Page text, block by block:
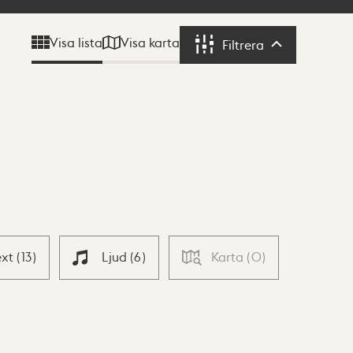
Visa lista Visa karta Filtrera Filtrera
(13) Ljud (6) Karta (0)